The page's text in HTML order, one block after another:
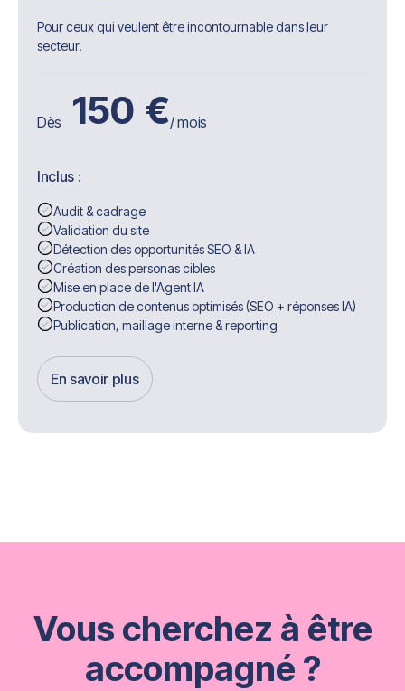
Pour ceux qui veulent être incontournable dans leur
secteur.
Dès 150 €/ mois
Inclus :
Audit & cadrage
Validation du site
Détection des opportunités SEO & IA
Création des personas cibles
Mise en place de l'Agent IA
Production de contenus optimisés (SEO + réponses IA)
Publication, maillage interne & reporting
En savoir plus
Get Started
Vous cherchez à être
accompagné ?